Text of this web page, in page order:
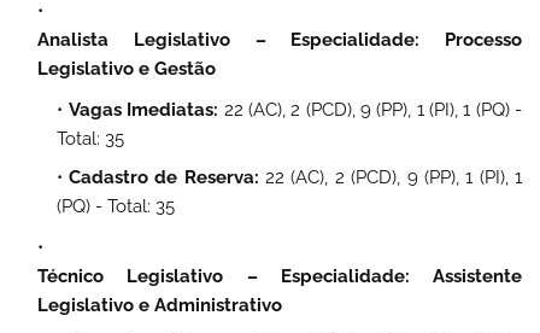
Analista Legislativo – Especialidade: Processo
Legislativo e Gestão
Vagas Imediatas: 22 (AC), 2 (PCD), 9 (PP), 1 (PI), 1 (PQ) -
Total: 35
Cadastro de Reserva: 22 (AC), 2 (PCD), 9 (PP), 1 (PI), 1
(PQ) - Total: 35
Técnico Legislativo – Especialidade: Assistente
Legislativo e Administrativo